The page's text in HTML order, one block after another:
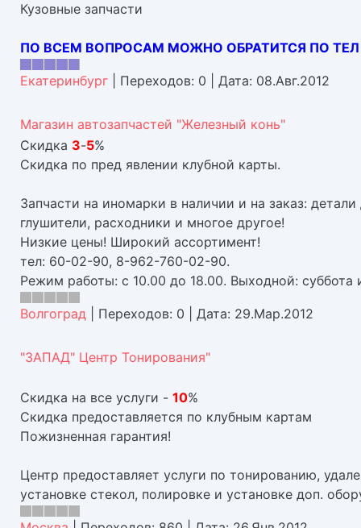
Кузовные запчасти
ПО ВСЕМ ВОПРОСАМ МОЖНО ОБРАТИТСЯ ПО ТЕЛ
Екатеринбург| Переходов: 0 Дата: 08.Авг.2012
Магазин автозапчастей "Железный конь"
Скидка 3-5%
Скидка по пред явлении клубной карты.
Запчасти на иномарки в наличии и на заказ:
глушители, расходники и многое другое!
Низкие цены! Широкий ассортимент!
тел: 60-02-90, 8-962-760-02-90.
Режим работы: с 10.00 до 18.00. Выходной: суббота
Волгоград| Переходов: 0 Дата: 29.Мар.2012
"ЗАПАД" Центр Тонирования"
Скидка на все услуги - 10%
Скидка предоставляется по клубным картам
Пожизненная гарантия!
Центр предоставляет услуги по тонированию,
установке стекол, полировке и установке доп.